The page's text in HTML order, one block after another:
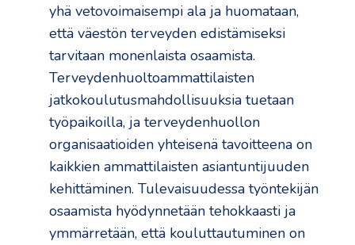
yhä vetovoimaisempi ala ja huomataan,
että väestön terveyden edistämiseksi
tarvitaan monenlaista osaamista.
Terveydenhuoltoammattilaisten
jatkokoulutusmahdollisuuksia tuetaan
työpaikoilla, ja terveydenhuollon
organisaatioiden yhteisenä tavoitteena on
kaikkien ammattilaisten asiantuntijuuden
kehittäminen. Tulevaisuudessa työntekijän
osaamista hyödynnetään tehokkaasti ja
ymmärretään, että kouluttautuminen on